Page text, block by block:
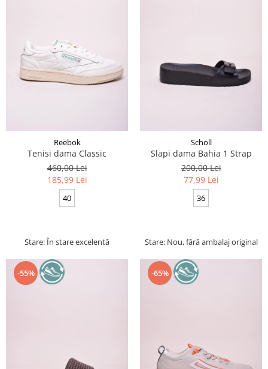
Reebok
Tenisi dama Classic
460,00 Lei
185,99 Lei
40
Stare: În stare excelentă
Scholl
Slapi dama Bahia 1 Strap
200,00 Lei
77,99 Lei
36
Stare: Nou, fără ambalaj original
-55% -65%